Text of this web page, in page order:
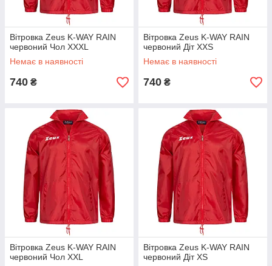
Вітровка Zeus K-WAY RAIN
червоний Чол XXXL
Немає в наявності
740 ₴
Вітровка Zeus K-WAY RAIN
червоний Діт XXS
Немає в наявності
740 ₴
Вітровка Zeus K-WAY RAIN
червоний Чол XXL
Вітровка Zeus K-WAY RAIN
червоний Діт XS